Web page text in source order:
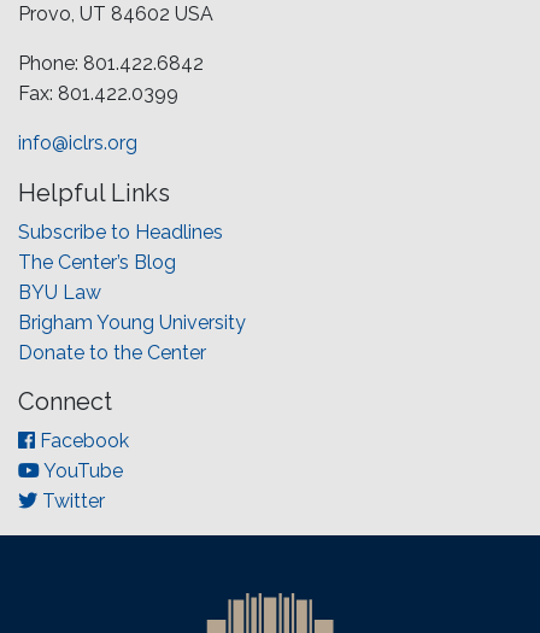
Provo, UT 84602 USA
Phone: 801.422.6842
Fax: 801.422.0399
info@iclrs.org
Helpful Links
Subscribe to Headlines
The Center’s Blog
BYU Law
Brigham Young University
Donate to the Center
Connect
Facebook
YouTube
Twitter